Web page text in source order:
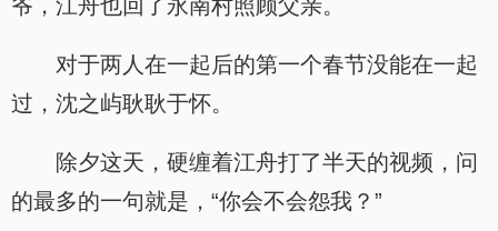
爷，江舟也回了永南村照顾父亲。
对于两人在一起后的第一个春节没能在一起
过，沈之屿耿耿于怀。
除夕这天，硬缠着江舟打了半天的视频，问
的最多的一句就是，“你会不会怨我？”